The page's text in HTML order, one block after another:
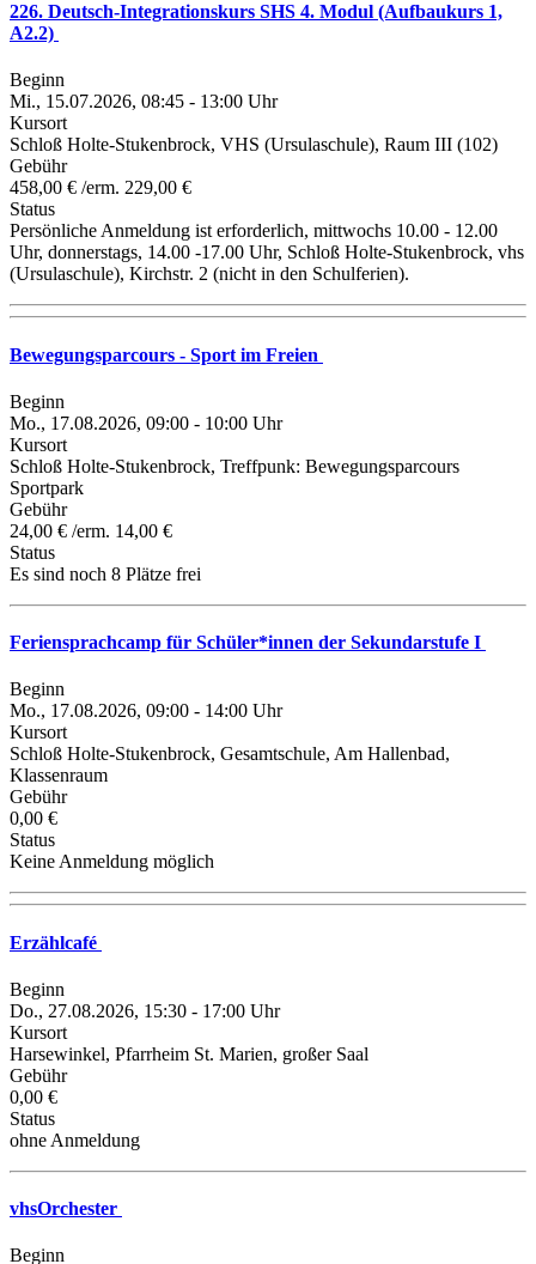
226. Deutsch-Integrationskurs SHS 4. Modul (Aufbaukurs 1,
A2.2)
Beginn
Mi., 15.07.2026, 08:45 - 13:00 Uhr
Kursort
Schloß Holte-Stukenbrock, VHS (Ursulaschule), Raum III (102)
Gebühr
458,00 € /erm. 229,00 €
Status
Persönliche Anmeldung ist erforderlich, mittwochs 10.00 - 12.00
Uhr, donnerstags, 14.00 -17.00 Uhr, Schloß Holte-Stukenbrock, vhs
(Ursulaschule), Kirchstr. 2 (nicht in den Schulferien).
Bewegungsparcours - Sport im Freien
Beginn
Mo., 17.08.2026, 09:00 - 10:00 Uhr
Kursort
Schloß Holte-Stukenbrock, Treffpunk: Bewegungsparcours
Sportpark
Gebühr
24,00 € /erm. 14,00 €
Status
Es sind noch 8 Plätze frei
Feriensprachcamp für Schüler*innen der Sekundarstufe I
Beginn
Mo., 17.08.2026, 09:00 - 14:00 Uhr
Kursort
Schloß Holte-Stukenbrock, Gesamtschule, Am Hallenbad,
Klassenraum
Gebühr
0,00 €
Status
Keine Anmeldung möglich
Erzählcafé
Beginn
Do., 27.08.2026, 15:30 - 17:00 Uhr
Kursort
Harsewinkel, Pfarrheim St. Marien, großer Saal
Gebühr
0,00 €
Status
ohne Anmeldung
vhsOrchester
Beginn